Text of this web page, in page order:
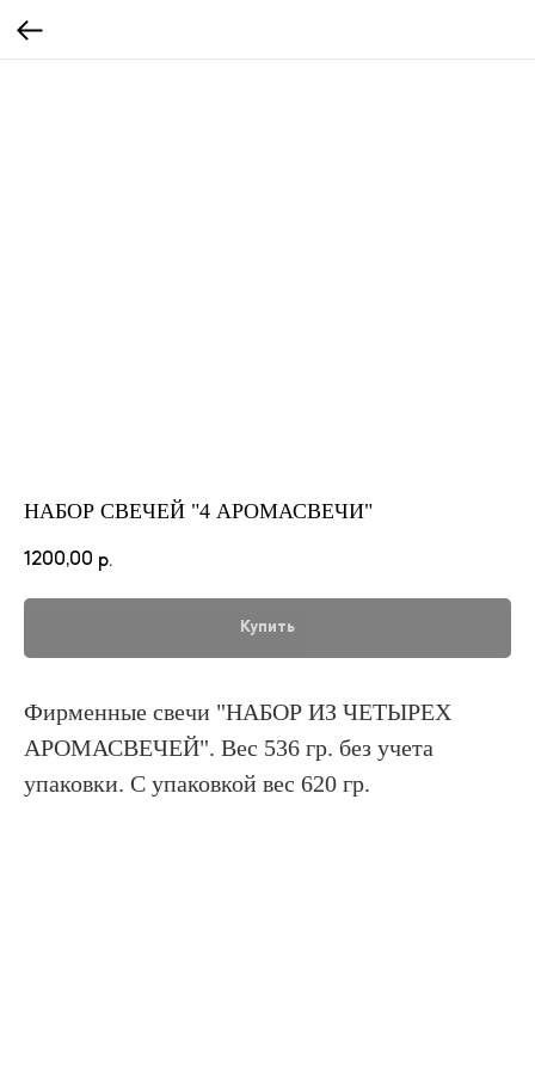
НАБОР СВЕЧЕЙ "4 АРОМАСВЕЧИ"
1200,00 р.
Купить
Фирменные свечи "НАБОР ИЗ ЧЕТЫРЕХ
АРОМАСВЕЧЕЙ". Вес 536 гр. без учета
упаковки. С упаковкой вес 620 гр.